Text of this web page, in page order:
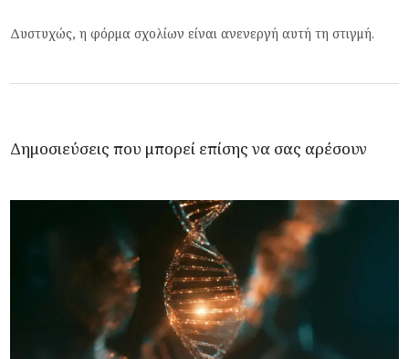
Δυστυχώς, η φόρμα σχολίων είναι ανενεργή αυτή τη στιγμή.
Δημοσιεύσεις που μπορεί επίσης να σας αρέσουν